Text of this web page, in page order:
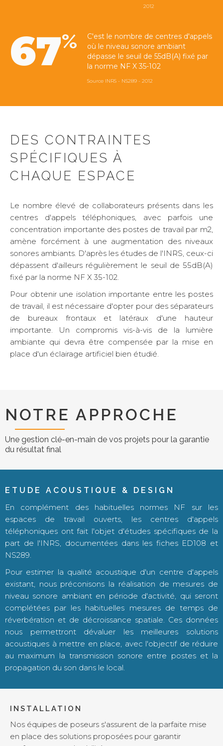
2012
67%
C'est le nombre de centres d'appels
où le niveau sonore ambiant
dépasse le seuil de 55dB(A) fixé par
la norme NF X 35-102
Source INRS - NS289 - 2012
DES CONTRAINTES
SPÉCIFIQUES À
CHAQUE ESPACE
Le nombre élevé de collaborateurs présents dans les
centres d'appels téléphoniques, avec parfois une
concentration importante des postes de travail par m2,
amène forcément à une augmentation des niveaux
sonores ambiants. D'après les études de l'INRS, ceux-ci
dépassent d'ailleurs régulièrement le seuil de 55dB(A)
fixé par la norme NF X 35-102.
Pour obtenir une isolation importante entre les postes
de travail, il est nécessaire d'opter pour des séparateurs
de bureaux frontaux et latéraux d'une hauteur
importante. Un compromis vis-à-vis de la lumière
ambiante qui devra être compensée par la mise en
place d'un éclairage artificiel bien étudié.
NOTRE APPROCHE
Une gestion clé-en-main de vos projets pour la garantie
du résultat final
INSTALLATION
Nos équipes de poseurs s'assurent de la parfaite mise
en place des solutions proposées pour garantir
ETUDE ACOUSTIQUE & DESIGN
En complément des habituelles normes NF sur les
espaces de travail ouverts, les centres d'appels
téléphoniques ont fait l'objet d'études spécifiques de la
part de l'INRS, documentées dans les fiches ED108 et
NS289.
Pour estimer la qualité acoustique d'un centre d'appels
existant, nous préconisons la réalisation de mesures de
niveau sonore ambiant en période d'activité, qui seront
complétées par les habituelles mesures de temps de
réverbération et de décroissance spatiale. Ces données
nous permettront dévaluer les meilleures solutions
acoustiques à mettre en place, avec l'objectif de réduire
au maximum la transmission sonore entre postes et la
propagation du son dans le local.